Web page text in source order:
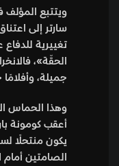
سارتر إلى
الحقّة»،
جميلة،
يكون منتحلًا
الصامتين أمام